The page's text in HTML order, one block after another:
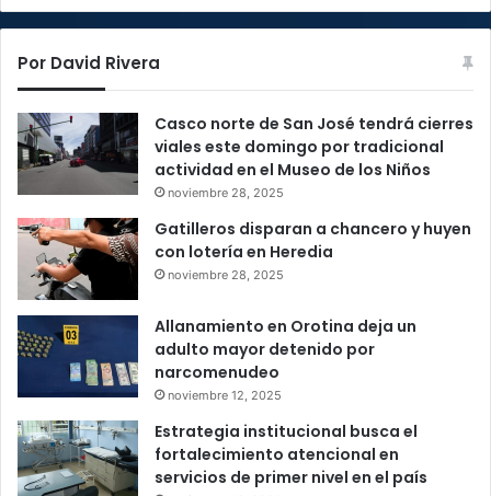
Por David Rivera
Casco norte de San José tendrá cierres
viales este domingo por tradicional
actividad en el Museo de los Niños
noviembre 28, 2025
Gatilleros disparan a chancero y huyen
con lotería en Heredia
noviembre 28, 2025
Allanamiento en Orotina deja un
adulto mayor detenido por
narcomenudeo
noviembre 12, 2025
Estrategia institucional busca el
fortalecimiento atencional en
servicios de primer nivel en el país